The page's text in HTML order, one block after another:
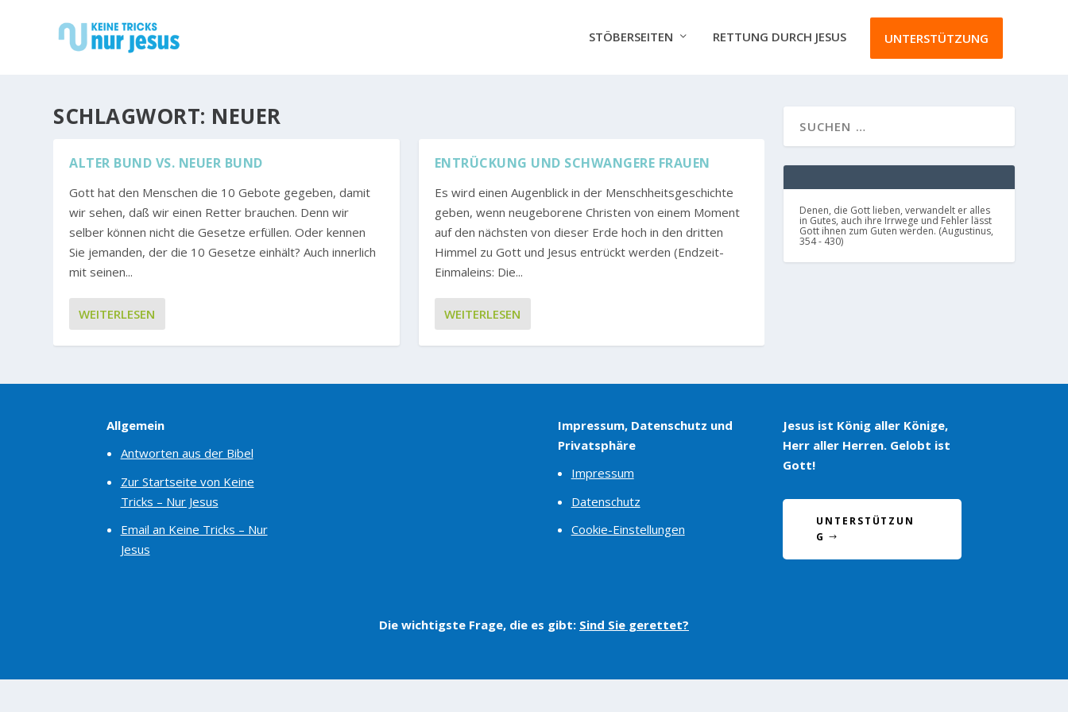
STÖBERSEITEN RETTUNG DURCH JESUS UNTERSTÜTZUNG
SCHLAGWORT: NEUER
ALTER BUND VS. NEUER BUND
Gott hat den Menschen die 10 Gebote gegeben, damit
wir sehen, daß wir einen Retter brauchen. Denn wir
selber können nicht die Gesetze erfüllen. Oder kennen
Sie jemanden, der die 10 Gesetze einhält? Auch innerlich
mit seinen...
WEITERLESEN
ENTRÜCKUNG UND SCHWANGERE FRAUEN
Es wird einen Augenblick in der Menschheitsgeschichte
geben, wenn neugeborene Christen von einem Moment
auf den nächsten von dieser Erde hoch in den dritten
Himmel zu Gott und Jesus entrückt werden (Endzeit-
Einmaleins: Die...
WEITERLESEN
Denen, die Gott lieben, verwandelt er alles
in Gutes, auch ihre Irrwege und Fehler lässt
Gott ihnen zum Guten werden. (Augustinus,
354 - 430)
Allgemein
Antworten aus der Bibel
Zur Startseite von Keine
Tricks – Nur Jesus
Email an Keine Tricks – Nur
Jesus
Impressum, Datenschutz und
Privatsphäre
Impressum
Datenschutz
Cookie-Einstellungen
Jesus ist König aller Könige,
Herr aller Herren. Gelobt ist
Gott!
UNTERSTÜTZUN
G
Die wichtigste Frage, die es gibt: Sind Sie gerettet?